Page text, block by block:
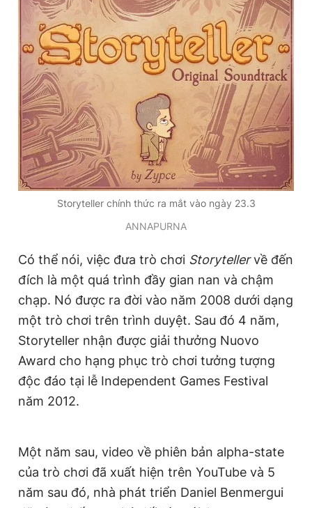
Theo dõi báo trên
Hotline
0906 645 777
Liên hệ quảng cáo
0908 780 404
Đặt báo Quảng cáo RSS Tòa soạn Chính sách bảo
Tổng biên tập: Nguyễn Ngọc Toàn
Phó tổng biên tập thường trực: Hải Thành
Phó tổng biên tập: Lâm Hiếu Dũng
Phó tổng biên tập: Trần Việt Hưng
Tổng thư ký tòa soạn: Đức Trung
© 2003-2026 Bản quyền thuộc về Báo Thanh Niên. Cấm sao
bản. Phát triển bởi ePi Technologies, JSC.
Storyteller chính thức ra mắt vào ngày 23.3
ANNAPURNA
Có thể nói, việc đưa trò chơi Storytellervề đến
đích là một quá trình đầy gian nan và chậm
chạp. Nó được ra đời vào năm 2008 dưới dạng
một trò chơi trên trình duyệt. Sau đó 4 năm,
Storyteller nhận được giải thưởng Nuovo
Award cho hạng phục trò chơi tưởng tượng
độc đáo tại lễ Independent Games Festival
năm 2012.
Một năm sau, video về phiên bản alpha-state
của trò chơi đã xuất hiện trên YouTube và 5
năm sau đó, nhà phát triển Daniel Benmergui